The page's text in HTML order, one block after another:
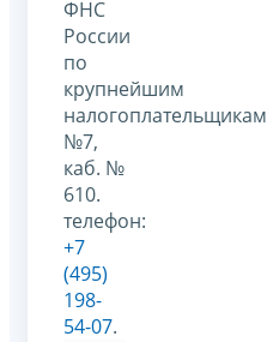
ФНС
России
по
крупнейшим
налогоплательщикам
№7,
каб. №
610.
телефон:
+7
(495)
198-
54-07.